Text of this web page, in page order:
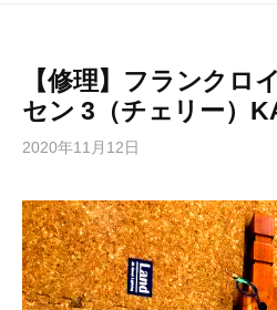
【修理】フランクロ
セン 3（チェリー）
2020年11月12日